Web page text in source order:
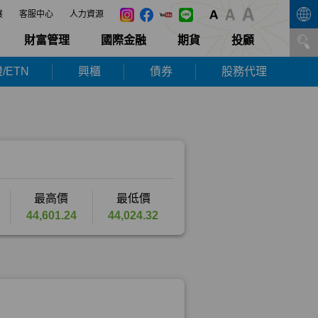
客服中心 人力資源
財富管理 國際金融 期貨 投顧
ETN 興櫃 債券 股務代理